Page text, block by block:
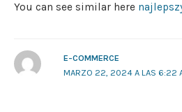
You can see similar here
E-COMMERCE
MARZO 22, 2024 A LAS 6:22